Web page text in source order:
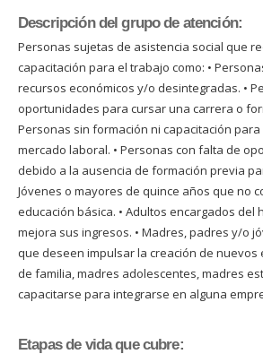
Descripción del grupo de atención:
Personas sujetas de asistencia social que
capacitación para el trabajo como: •
recursos económicos y/o desintegradas. •
oportunidades para cursar una carrera o
Personas sin formación ni capacitación
mercado laboral. • Personas con falta de
debido a la ausencia de formación previa
Jóvenes o mayores de quince años que no
educación básica. • Adultos encargados del
mejora sus ingresos. • Madres, padres y/o
que deseen impulsar la creación de nuevos
de familia, madres adolescentes, madres
capacitarse para integrarse en alguna
Etapas de vida que cubre: